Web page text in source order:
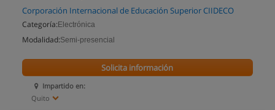
Corporación Internacional de Educación Superior CIIDECO
Categoría: Electrónica
Modalidad:Semi-presencial
Impartido en:
Quito
Solicita información